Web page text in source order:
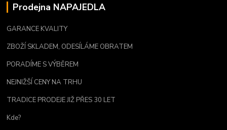
Prodejna NAPAJEDLA
GARANCE KVALITY
ZBOŽÍ SKLADEM, ODESÍLÁME OBRATEM
PORADÍME S VÝBĚREM
NEJNIŽŠÍ CENY NA TRHU
TRADICE PRODEJE JIŽ PŘES 30 LET
Kde?